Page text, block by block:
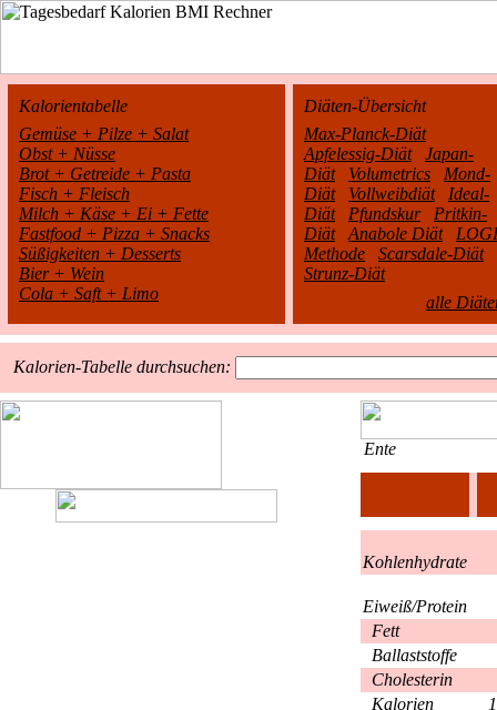
Kalorientabelle
Gemüse + Pilze + Salat
Obst + Nüsse
Brot + Getreide + Pasta
Fisch + Fleisch
Milch + Käse + Ei + Fette
Fastfood + Pizza + Snacks
Süßigkeiten + Desserts
Bier + Wein
Cola + Saft + Limo
Diäten-Übersicht
Max-Planck-Diät
Apfelessig-Diät
Japan-
Diät
Volumetrics
Mond-
Diät
Vollweibdiät
Ideal-
Diät
Pfundskur
Pritkin-
Diät
Anabole Diät
Methode
Scarsdale-Diät
Strunz-Diät
alle
Kalorien-Tabelle durchsuchen:
Ente
Kohlenhydrate
Eiweiß/Protein
Fett
Ballaststoffe
Cholesterin
Kalorien